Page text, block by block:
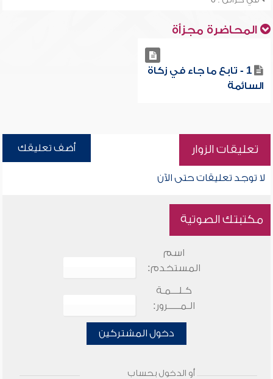
المحاضرة مجزأة
1 - تابع ما جاء في زكاة
السائمة
تعليقات الزوار أضف تعليقك
لا توجد تعليقات حتى الآن
مكتبتك الصوتية
اسم
المستخدم:
كـلـــمـة
الـمـــــرور:
دخول المشتركين
أو الدخول بحساب